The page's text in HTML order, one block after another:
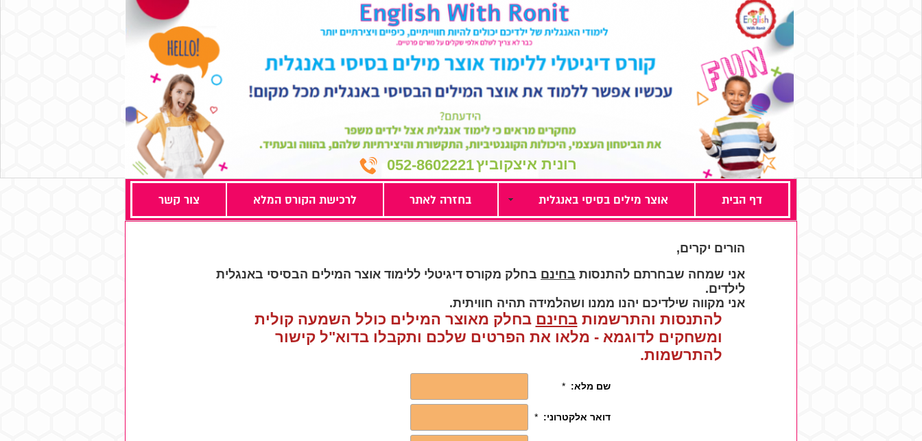
רונית איצקוביץ052-8602221
דף הבית אוצר מילים בסיסי באנגלית בחזרה לאתר לרכישת הקורס המלא צור קשר
הורים יקרים,
אני שמחה שבחרתם להתנסות בחינם בחלק מקורס דיגיטלי ללימוד אוצר המילים הבסיסי באנגלית
לילדים.
אני מקווה שילדיכם יהנו ממנו ושהלמידה תהיה חוויתית.
להתנסות והתרשמותבחינם בחלק מאוצר המילים כולל השמעה קולית
ומשחקים לדוגמא - מלאו את הפרטים שלכם ותקבלו בדוא"ל קישור
להתרשמות.